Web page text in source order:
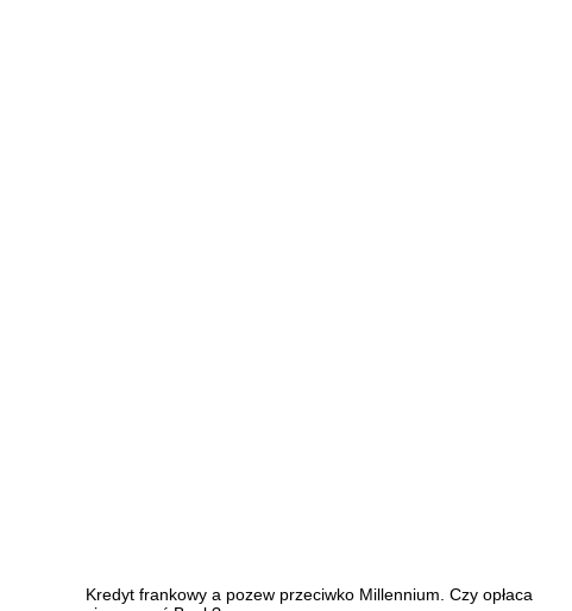
Kredyt frankowy a pozew przeciwko Millennium. Czy opłaca